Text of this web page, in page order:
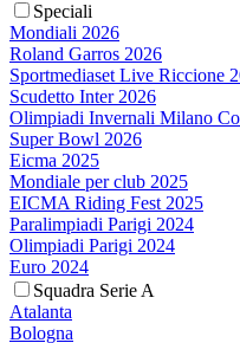
Speciali
Mondiali 2026
Roland Garros 2026
Sportmediaset Live Riccione
Scudetto Inter 2026
Olimpiadi Invernali Milano
Super Bowl 2026
Eicma 2025
Mondiale per club 2025
EICMA Riding Fest 2025
Paralimpiadi Parigi 2024
Olimpiadi Parigi 2024
Euro 2024
Squadra Serie A
Atalanta
Bologna